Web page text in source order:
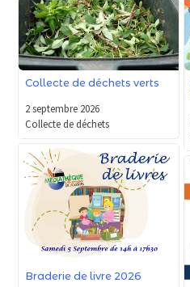
Collecte de déchets verts
2 septembre 2026
Collecte de déchets
Braderie de livre 2026